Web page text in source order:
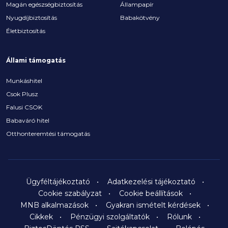
Magán egészségbiztosítás
Nyugdíjbiztosítás
Életbiztosítás
Állampapír
Babakötvény
Állami támogatás
Munkáshitel
Csok Plusz
Falusi CSOK
Babaváró hitel
Otthonteremtési támogatás
Ügyféltájékoztató
Adatkezelési tájékoztató
Cookie szabályzat
Cookie beállítások
MNB alkalmazások
Gyakran ismételt kérdések
Cikkek
Pénzügyi szolgáltatók
Rólunk